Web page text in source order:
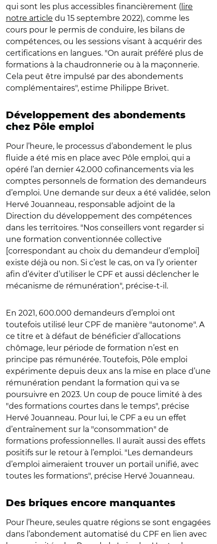
qui sont les plus accessibles financièrement ( lire
notre article du 15 septembre 2022), comme les
cours pour le permis de conduire, les bilans de
compétences, ou les sessions visant à acquérir des
certifications en langues. "On aurait préféré plus de
formations à la chaudronnerie ou à la maçonnerie.
Cela peut être impulsé par des abondements
complémentaires", estime Philippe Brivet.
Développement des abondements
chez Pôle emploi
Pour l’heure, le processus d’abondement le plus
fluide a été mis en place avec Pôle emploi, qui a
opéré l’an dernier 42.000 cofinancements via les
comptes personnels de formation des demandeurs
d’emploi. Une demande sur deux a été validée, selon
Hervé Jouanneau, responsable adjoint de la
Direction du développement des compétences
dans les territoires. "Nos conseillers vont regarder si
une formation conventionnée collective
[correspondant au choix du demandeur d’emploi]
existe déjà ou non. Si c’est le cas, on va l’y orienter
afin d’éviter d’utiliser le CPF et aussi déclencher le
mécanisme de rémunération", précise-t-il.
En 2021, 600.000 demandeurs d’emploi ont
toutefois utilisé leur CPF de manière "autonome". A
ce titre et à défaut de bénéficier d’allocations
chômage, leur période de formation n’est en
principe pas rémunérée. Toutefois, Pôle emploi
expérimente depuis deux ans la mise en place d’une
rémunération pendant la formation qui va se
poursuivre en 2023. Un coup de pouce limité à des
"des formations courtes dans le temps", précise
Hervé Jouanneau. Pour lui, le CPF a eu un effet
d’entraînement sur la "consommation" de
formations professionnelles. Il aurait aussi des effets
positifs sur le retour à l’emploi. "Les demandeurs
d’emploi aimeraient trouver un portail unifié, avec
toutes les formations", précise Hervé Jouanneau.
Des briques encore manquantes
Pour l’heure, seules quatre régions se sont engagées
dans l’abondement automatisé du CPF en lien avec